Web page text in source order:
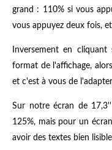
grand : 110% si vous
vous appuyez deux fois,
Inversement en
format de l'affichage,
et c'est à vous de
Sur notre écran de
125%, mais pour un
avoir des textes bien